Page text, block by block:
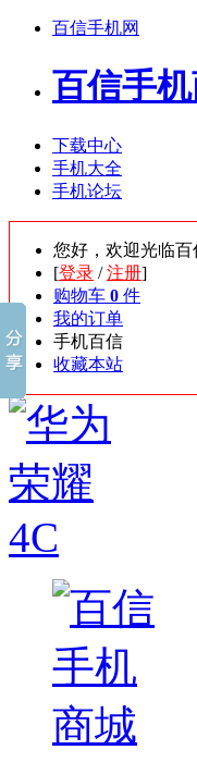
百信手机网
百信手
下载中心
手机大全
手机论坛
您好，欢迎光临百
[登录 /注册]
购物车 0 件
我的订单
手机百信
收藏本站